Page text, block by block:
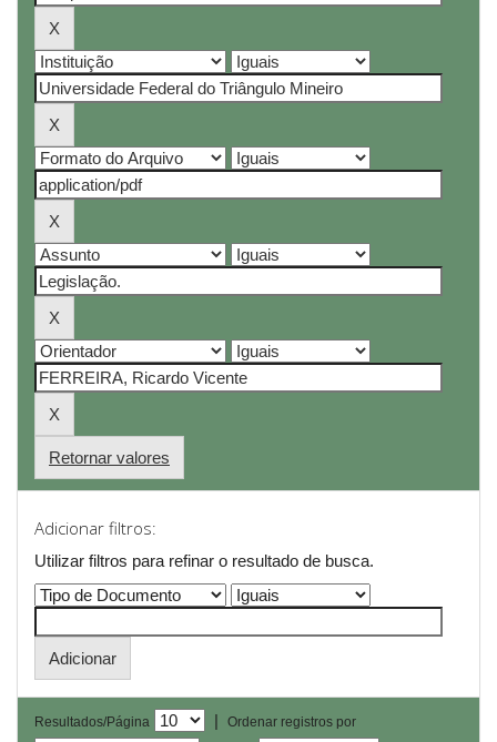
Retornar valores
Adicionar filtros:
Utilizar filtros para refinar o resultado de busca.
Resultados/Página |
Ordenar registros por